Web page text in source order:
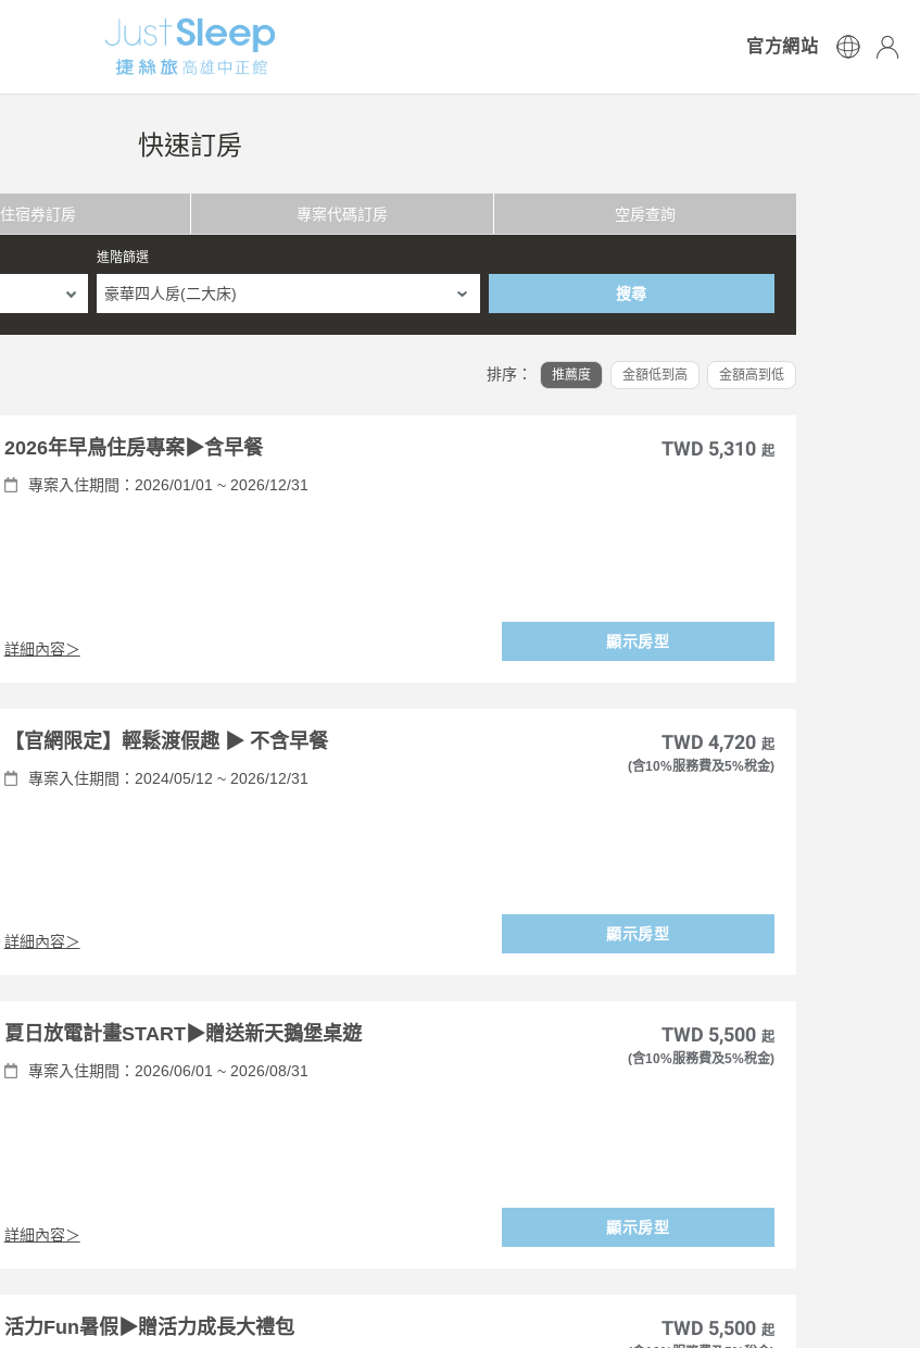
官方網站
快速訂房
住宿券訂房 專案代碼訂房 空房查詢
進階篩選
豪華四人房(二大床) 搜尋
排序： 推薦度 金額低到高 金額高到低
2026年早鳥住房專案▶含早餐
專案入住期間：2026/01/01 ~ 2026/12/31
詳細內容＞
TWD 5,310 起
顯示房型
【官網限定】輕鬆渡假趣 ▶ 不含早餐
專案入住期間：2024/05/12 ~ 2026/12/31
詳細內容＞
TWD 4,720 起
(含10%服務費及5%稅金)
顯示房型
夏日放電計畫START▶贈送新天鵝堡桌遊
專案入住期間：2026/06/01 ~ 2026/08/31
詳細內容＞
TWD 5,500 起
(含10%服務費及5%稅金)
顯示房型
活力Fun暑假▶贈活力成長大禮包 TWD 5,500 起